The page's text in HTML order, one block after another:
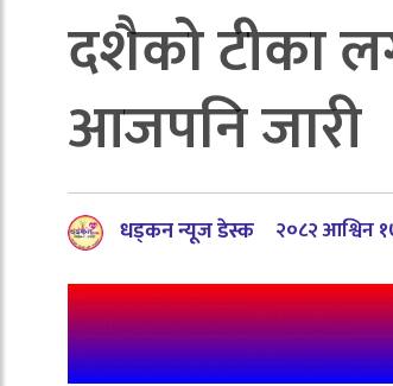
दशैको टीका
आजपनि जारी
धड्कन न्यूज डेस्क २०८२ आश्विन